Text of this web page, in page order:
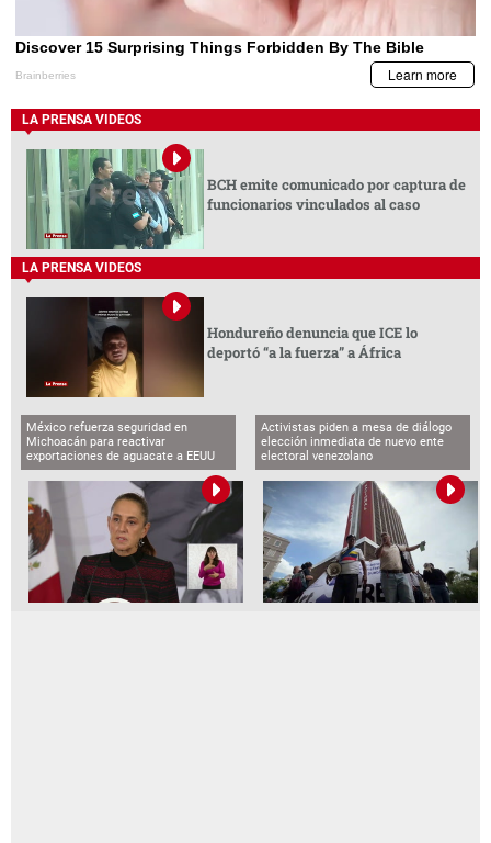
LA PRENSA VIDEOS
BCH emite comunicado por captura de
funcionarios vinculados al caso
LA PRENSA VIDEOS
Hondureño denuncia que ICE lo
deportó “a la fuerza” a África
México refuerza seguridad en
Michoacán para reactivar
exportaciones de aguacate a EEUU
Activistas piden a mesa de diálogo
elección inmediata de nuevo ente
electoral venezolano